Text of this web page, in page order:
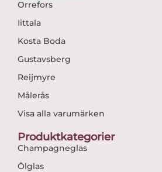
Orrefors
Iittala
Kosta Boda
Gustavsberg
Reijmyre
Målerås
Visa alla varumärken
Produktkategorier
Champagneglas
Ölglas